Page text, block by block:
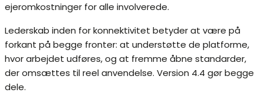
ejeromkostninger for alle involverede.
Lederskab inden for konnektivitet betyder at være på
forkant på begge fronter: at understøtte de platforme,
hvor arbejdet udføres, og at fremme åbne standarder,
der omsættes til reel anvendelse. Version 4.4 gør begge
dele.